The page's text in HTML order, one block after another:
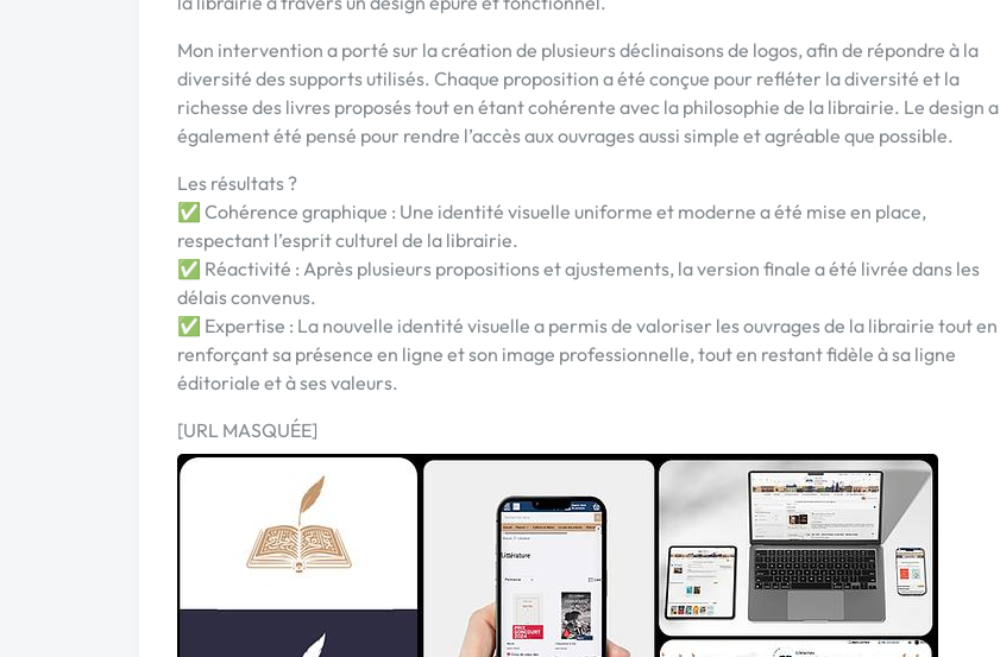
Mon intervention a porté sur la création de plusieurs déclinaisons de logos, afin de répondre à la
diversité des supports utilisés. Chaque proposition a été conçue pour refléter la diversité et la
richesse des livres proposés tout en étant cohérente avec la philosophie de la librairie. Le design a
également été pensé pour rendre l’accès aux ouvrages aussi simple et agréable que possible.
Les résultats ?
✅ Cohérence graphique : Une identité visuelle uniforme et moderne a été mise en place,
respectant l’esprit culturel de la librairie.
✅ Réactivité : Après plusieurs propositions et ajustements, la version finale a été livrée dans les
délais convenus.
✅ Expertise : La nouvelle identité visuelle a permis de valoriser les ouvrages de la librairie tout en
renforçant sa présence en ligne et son image professionnelle, tout en restant fidèle à sa ligne
éditoriale et à ses valeurs.
[URL MASQUÉE]